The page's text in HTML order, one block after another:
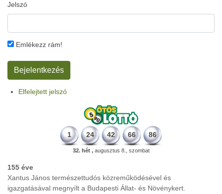
Jelszó
Emlékezz rám!
Elfelejtett jelszó
1 24 42 66 86
32. hét ,augusztus 8., szombat
155 éve
Xantus János természettudós közreműködésével és
igazgatásával megnyílt a Budapesti Állat- és Növénykert.